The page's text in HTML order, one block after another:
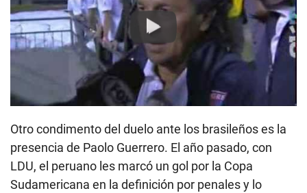
Play
Otro condimento del duelo ante los brasileños es la
presencia de Paolo Guerrero. El año pasado, con
LDU, el peruano les marcó un gol por la Copa
Sudamericana en la definición por penales y lo